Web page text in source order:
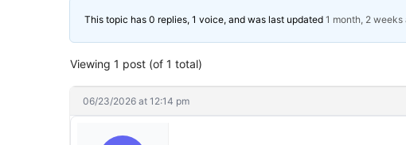
This topic has 0 replies, 1 voice, and was last updated 1 month, 2 weeks
Viewing 1 post (of 1 total)
06/23/2026 at 12:14 pm